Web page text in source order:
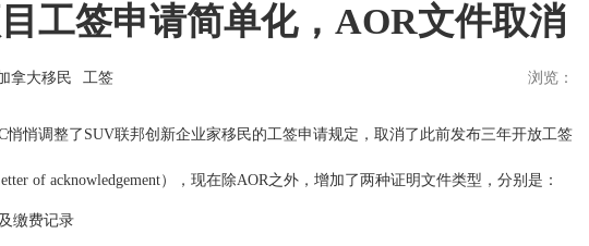
工签申请简单化，AOR文件取消
拿大移民 工签 浏览：
调整了SUV联邦创新企业家移民的工签申请规定，取消了此前发布三年开放工签
of acknowledgement），现在除AOR之外，增加了两种证明文件类型，分别是：
缴费记录